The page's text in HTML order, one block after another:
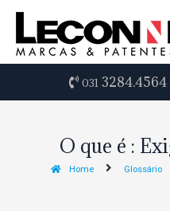
031 3284.4564
O que é :
Home Glossário